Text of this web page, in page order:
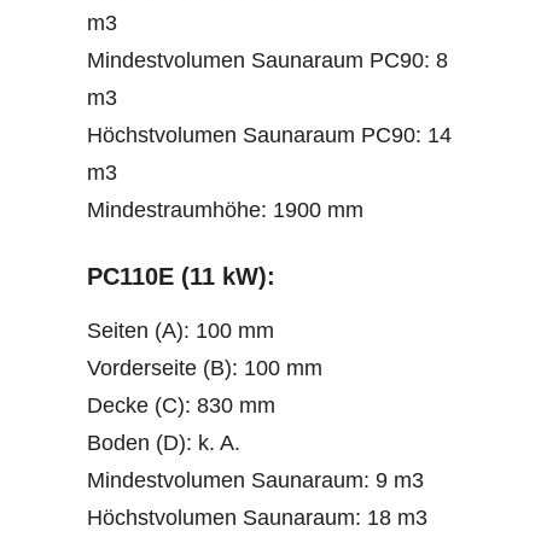
m3
Mindestvolumen Saunaraum PC90: 8
m3
Höchstvolumen Saunaraum PC90: 14
m3
Mindestraumhöhe: 1900 mm
PC110E (11 kW):
Seiten (A): 100 mm
Vorderseite (B): 100 mm
Decke (C): 830 mm
Boden (D): k. A.
Mindestvolumen Saunaraum: 9 m3
Höchstvolumen Saunaraum: 18 m3